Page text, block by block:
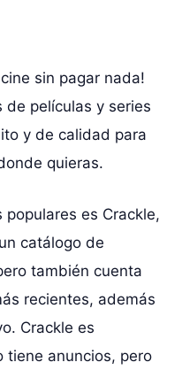
sin pagar nada!
de películas y series
y de calidad para
quieras.
es Crackle,
catálogo de
también cuenta
recientes, además
Crackle es
tiene anuncios, pero